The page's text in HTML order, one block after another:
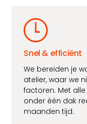
Snel & efficiënt
We bereiden je
atelier, waar we
factoren. Met
onder één dak
maanden tijd.